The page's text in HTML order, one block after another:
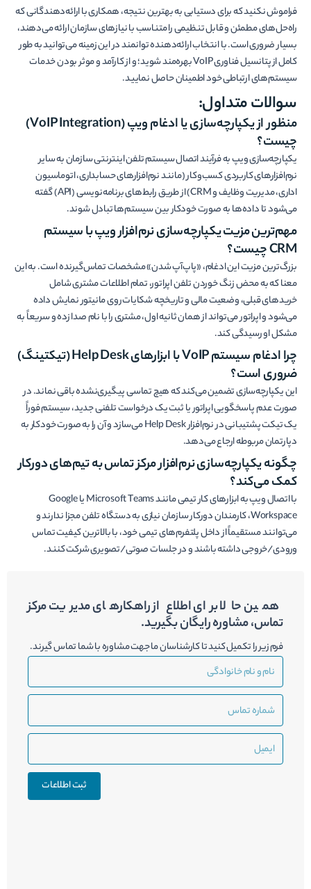
فراموش نکنید که برای دستیابی به بهترین نتیجه، همکاری با ارائه‌دهندگانی که
راه‌حل‌های مطمئن و قابل تنظیمی را متناسب با نیازهای سازمان ارائه می‌دهند،
بسیار ضروری است. با انتخاب ارائه‌دهنده توانمند در این زمینه می‌توانید به طور
کامل از پتانسیل فناوری VoIP بهره‌مند شوید؛ و از کارآمد و موثر بودن خدمات
سیستم‌های ارتباطی خود اطمینان حاصل نمایید.
سوالات متداول:
منظور از یکپارچه‌سازی یا ادغام ویپ(VoIP Integration)
چیست؟
یکپارچه‌سازی ویپ به فرآیند اتصال سیستم تلفن اینترنتی سازمان به سایر
نرم‌افزارهای کاربردی کسب‌وکار (مانند نرم‌افزارهای حسابداری، اتوماسیون
اداری، مدیریت وظایف و CRM) از طریق رابط‌های برنامه‌نویسی (API) گفته
می‌شود تا داده‌ها به صورت خودکار بین سیستم‌ها تبادل شوند.
مهم‌ترین مزیت یکپارچه‌سازی نرم‌افزار ویپ با سیستم
CRMچیست؟
بزرگ‌ترین مزیت این ادغام، «پاپ‌آپ شدن» مشخصات تماس‌گیرنده است. به این
معنا که به محض زنگ خوردن تلفن اپراتور، تمام اطلاعات مشتری شامل
خریدهای قبلی، وضعیت مالی و تاریخچه شکایات روی مانیتور نمایش داده
می‌شود و اپراتور می‌تواند از همان ثانیه اول، مشتری را با نام صدا زده و سریعاً به
مشکل او رسیدگی کند.
چرا ادغام سیستم با ابزارهایHelp Desk
(تیکتینگ)
ضروری است؟
این یکپارچه‌سازی تضمین می‌کند که هیچ تماسی پیگیری‌نشده باقی نماند. در
صورت عدم پاسخگویی اپراتور یا ثبت یک درخواست تلفنی جدید، سیستم فوراً
یک تیکت پشتیبانی در نرم‌افزار Help Desk می‌سازد و آن را به صورت خودکار به
دپارتمان مربوطه ارجاع می‌دهد.
چگونه یکپارچه‌سازی نرم‌افزار مرکز تماس به تیم‌های دورکار
کمک می‌کند؟
با اتصال ویپ به ابزارهای کار تیمی مانند Microsoft Teams یا Google
Workspace، کارمندان دورکار سازمان نیازی به دستگاه تلفن مجزا ندارند و
می‌توانند مستقیماً از داخل پلتفرم‌های تیمی خود، با بالاترین کیفیت تماس
ورودی/خروجی داشته باشند و در جلسات صوتی/تصویری شرکت کنند.
همین حالا برای اطلاع از راهکارهای مدیریت مرکز
تماس، مشاوره رایگان بگیرید.
فرم زیر را تکمیل کنید تا کارشناسان ما جهت مشاوره با شما تماس گیرند.
نام
نام
خانوادگی
شماره
ایمیل
ثبت اطلاعات